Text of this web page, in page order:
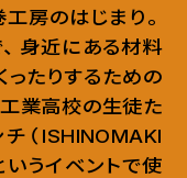
房のはじまり 。
、 身近にある材料
たりするための
業高校の生徒た
（ISHINOMAKI
うイベントで使